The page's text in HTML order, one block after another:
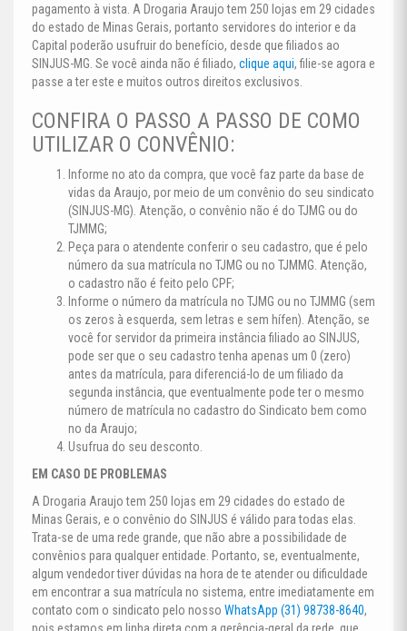
pagamento à vista. A Drogaria Araujo tem 250 lojas em 29 cidades
do estado de Minas Gerais, portanto servidores do interior e da
Capital poderão usufruir do benefício, desde que filiados ao
SINJUS-MG. Se você ainda não é filiado, clique aqui, filie-se agora e
passe a ter este e muitos outros direitos exclusivos.
CONFIRA O PASSO A PASSO DE COMO
UTILIZAR O CONVÊNIO:
Informe no ato da compra, que você faz parte da base de
vidas da Araujo, por meio de um convênio do seu sindicato
(SINJUS-MG). Atenção, o convênio não é do TJMG ou do
TJMMG;
Peça para o atendente conferir o seu cadastro, que é pelo
número da sua matrícula no TJMG ou no TJMMG. Atenção,
o cadastro não é feito pelo CPF;
Informe o número da matrícula no TJMG ou no TJMMG (sem
os zeros à esquerda, sem letras e sem hífen). Atenção, se
você for servidor da primeira instância filiado ao SINJUS,
pode ser que o seu cadastro tenha apenas um 0 (zero)
antes da matrícula, para diferenciá-lo de um filiado da
segunda instância, que eventualmente pode ter o mesmo
número de matrícula no cadastro do Sindicato bem como
no da Araujo;
Usufrua do seu desconto.
EM CASO DE PROBLEMAS
A Drogaria Araujo tem 250 lojas em 29 cidades do estado de
Minas Gerais, e o convênio do SINJUS é válido para todas elas.
Trata-se de uma rede grande, que não abre a possibilidade de
convênios para qualquer entidade. Portanto, se, eventualmente,
algum vendedor tiver dúvidas na hora de te atender ou dificuldade
em encontrar a sua matrícula no sistema, entre imediatamente em
contato com o sindicato pelo nosso WhatsApp (31) 98738-8640,